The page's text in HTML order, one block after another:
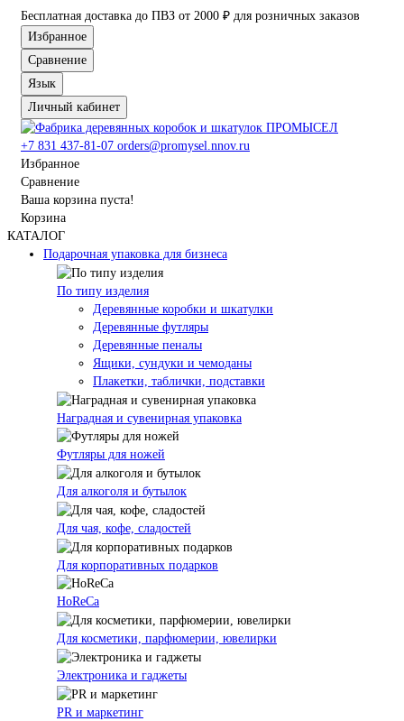
Бесплатная доставка до ПВЗ от 2000 ₽ для розничных заказов
Избранное
Сравнение
Язык
Личный кабинет
+7 831 437-81-07 orders@promysel.nnov.ru
Избранное
Сравнение
Ваша корзина пуста!
Корзина
КАТАЛОГ
Подарочная упаковка для бизнеса
По типу изделия
Деревянные коробки и шкатулки
Деревянные футляры
Деревянные пеналы
Ящики, сундуки и чемоданы
Плакетки, таблички, подставки
Наградная и сувенирная упаковка
Футляры для ножей
Для алкоголя и бутылок
Для чая, кофе, сладостей
Для корпоративных подарков
HoReCa
Для косметики, парфюмерии, ювелирки
Электроника и гаджеты
PR и маркетинг